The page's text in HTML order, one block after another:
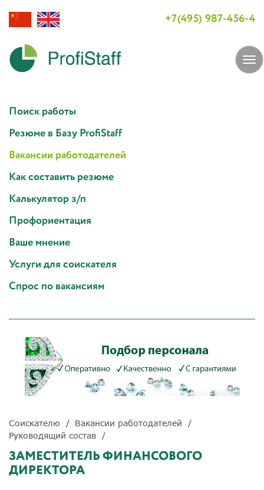
+7(495) 987-456-4
Поиск работы
Резюме в Базу ProfiStaff
Вакансии работодателей
Как составить резюме
Калькулятор з/п
Профориентация
Ваше мнение
Услуги для соискателя
Спрос по вакансиям
Соискателю
Вакансии работодателей
Руководящий состав
ЗАМЕСТИТЕЛЬ ФИНАНСОВОГО
ДИРЕКТОРА